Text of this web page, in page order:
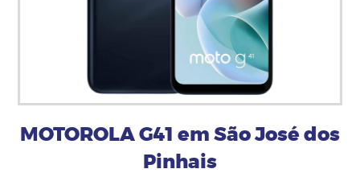
MOTOROLA G41 em São José dos
Pinhais